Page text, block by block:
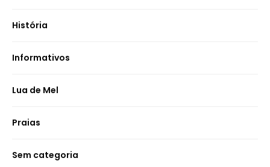
História
Informativos
Lua de Mel
Praias
Sem categoria